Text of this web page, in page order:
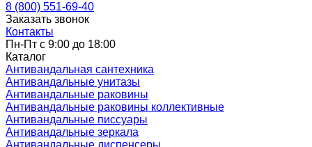
8 (800) 551-69-40
Заказать звонок
Контакты
Пн-Пт с 9:00 до 18:00
Каталог
Антивандальная сантехника
Антивандальные унитазы
Антивандальные раковины
Антивандальные раковины коллективные
Антивандальные писсуары
Антивандальные зеркала